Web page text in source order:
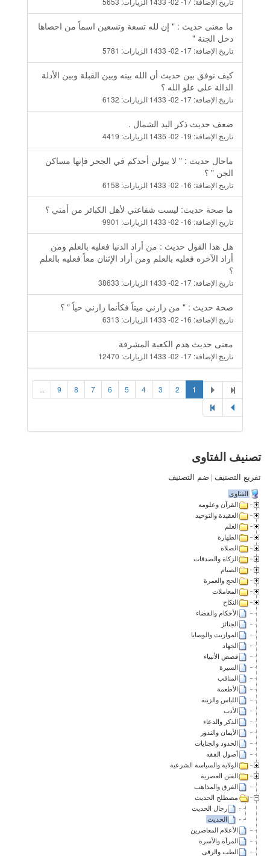
ما معنى حديث : " إن لله تسعة وتسعين اسماً من احصاها
دخل الجنة "
تاريخ الإضافة: 17- 02- 1433 الزيارات: 5781
كيف نوفق بين حديث أن الله بينه وبين القبلة وبين الأدلة
الدالة على علو الله ؟
تاريخ الإضافة: 17- 02- 1433 الزيارات: 6132
ضعف حديث ذكر اليد الشمال .
تاريخ الإضافة: 19- 02- 1435 الزيارات: 4419
ماحال حديث : " لا يبولن أحدكم في الجحر فإنها مساكن
الجن " ؟
تاريخ الإضافة: 16- 02- 1433 الزيارات: 6158
ما صحة حديث: ليست شفاعتي لأهل الكبائر من أمتي ؟
تاريخ الإضافة: 16- 02- 1433 الزيارات: 9901
هل هذا القول حديث : من أراد الدنيا فعليه بالعلم ومن
أراد الآخره فعليه بالعلم ومن أراد الإثنان معاً فعليه بالعلم
؟
تاريخ الإضافة: 17- 02- 1433 الزيارات: 38633
صحة حديث : " من زارني ميتاً فكأنما زارني حياً " ؟
تاريخ الإضافة: 16- 02- 1433 الزيارات: 6313
معنى حديث هدم الكعبة المشرفة
تاريخ الإضافة: 17- 02- 1433 الزيارات: 12470
1
2
3
4
5
6
7
8
9
...
تصنيف الفتاوى
تفريع التصنيف | ضم التصنيف
الفتاوى
القرآن وعلومه
العقيدة والتوحيد
العلم
الطهارة
الصلاة
الزكاة والصدقات
الصيام
الحج والعمرة
المعاملات
النكاح
الأحكام والقضاء
الجنائز
المواريث والوصايا
الجهاد
قصص الأنبياء
السيرة
المناقب
الأطعمة
اللباس والزينة
الأدب
الذكر والدعاء
الأيمان والنذور
الحدود والجنايات
أصول الفقه
الولاية والسياسة الشرعية
الفتن العصرية
الفرق والمذاهب
مصطلح الحديث
رجال الحديث
الحديث
الأعلام المعاصرين
المرأة والأسرة
الطب والرقى